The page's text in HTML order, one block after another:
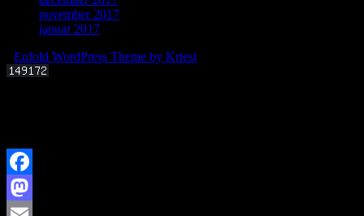
november 2017
januar 2017
Enfold WordPress Theme by Kriesi
Facebook
Mastodon